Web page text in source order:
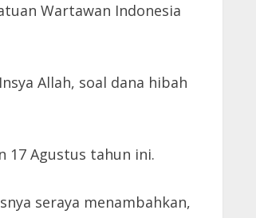
Wartawan Indonesia
Allah, soal dana hibah
17 Agustus tahun ini.
seraya menambahkan,